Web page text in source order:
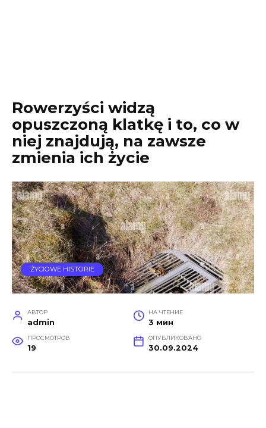
Rowerzyści widzą
opuszczoną klatkę i to, co w
niej znajdują, na zawsze
zmienia ich życie
ŻYCIOWE HISTORIE
АВТОР
admin
НА ЧТЕНИЕ
3 мин
ПРОСМОТРОВ
19
ОПУБЛИКОВАНО
30.09.2024